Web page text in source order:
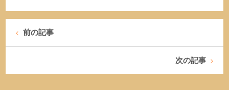
前の記事
次の記事